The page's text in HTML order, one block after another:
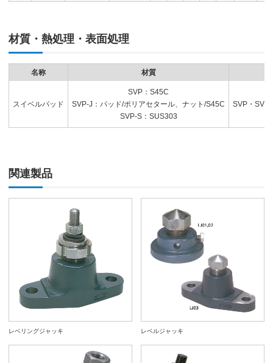
材質・熱処理・表面処理
名称 材質
スイベルパッド
SVP：S45C
SVP-J：パッド/ポリアセタール、ナット/S45C
SVP-S：SUS303
SVP・
関連製品
レベリングジャッキ レベルジャッキ